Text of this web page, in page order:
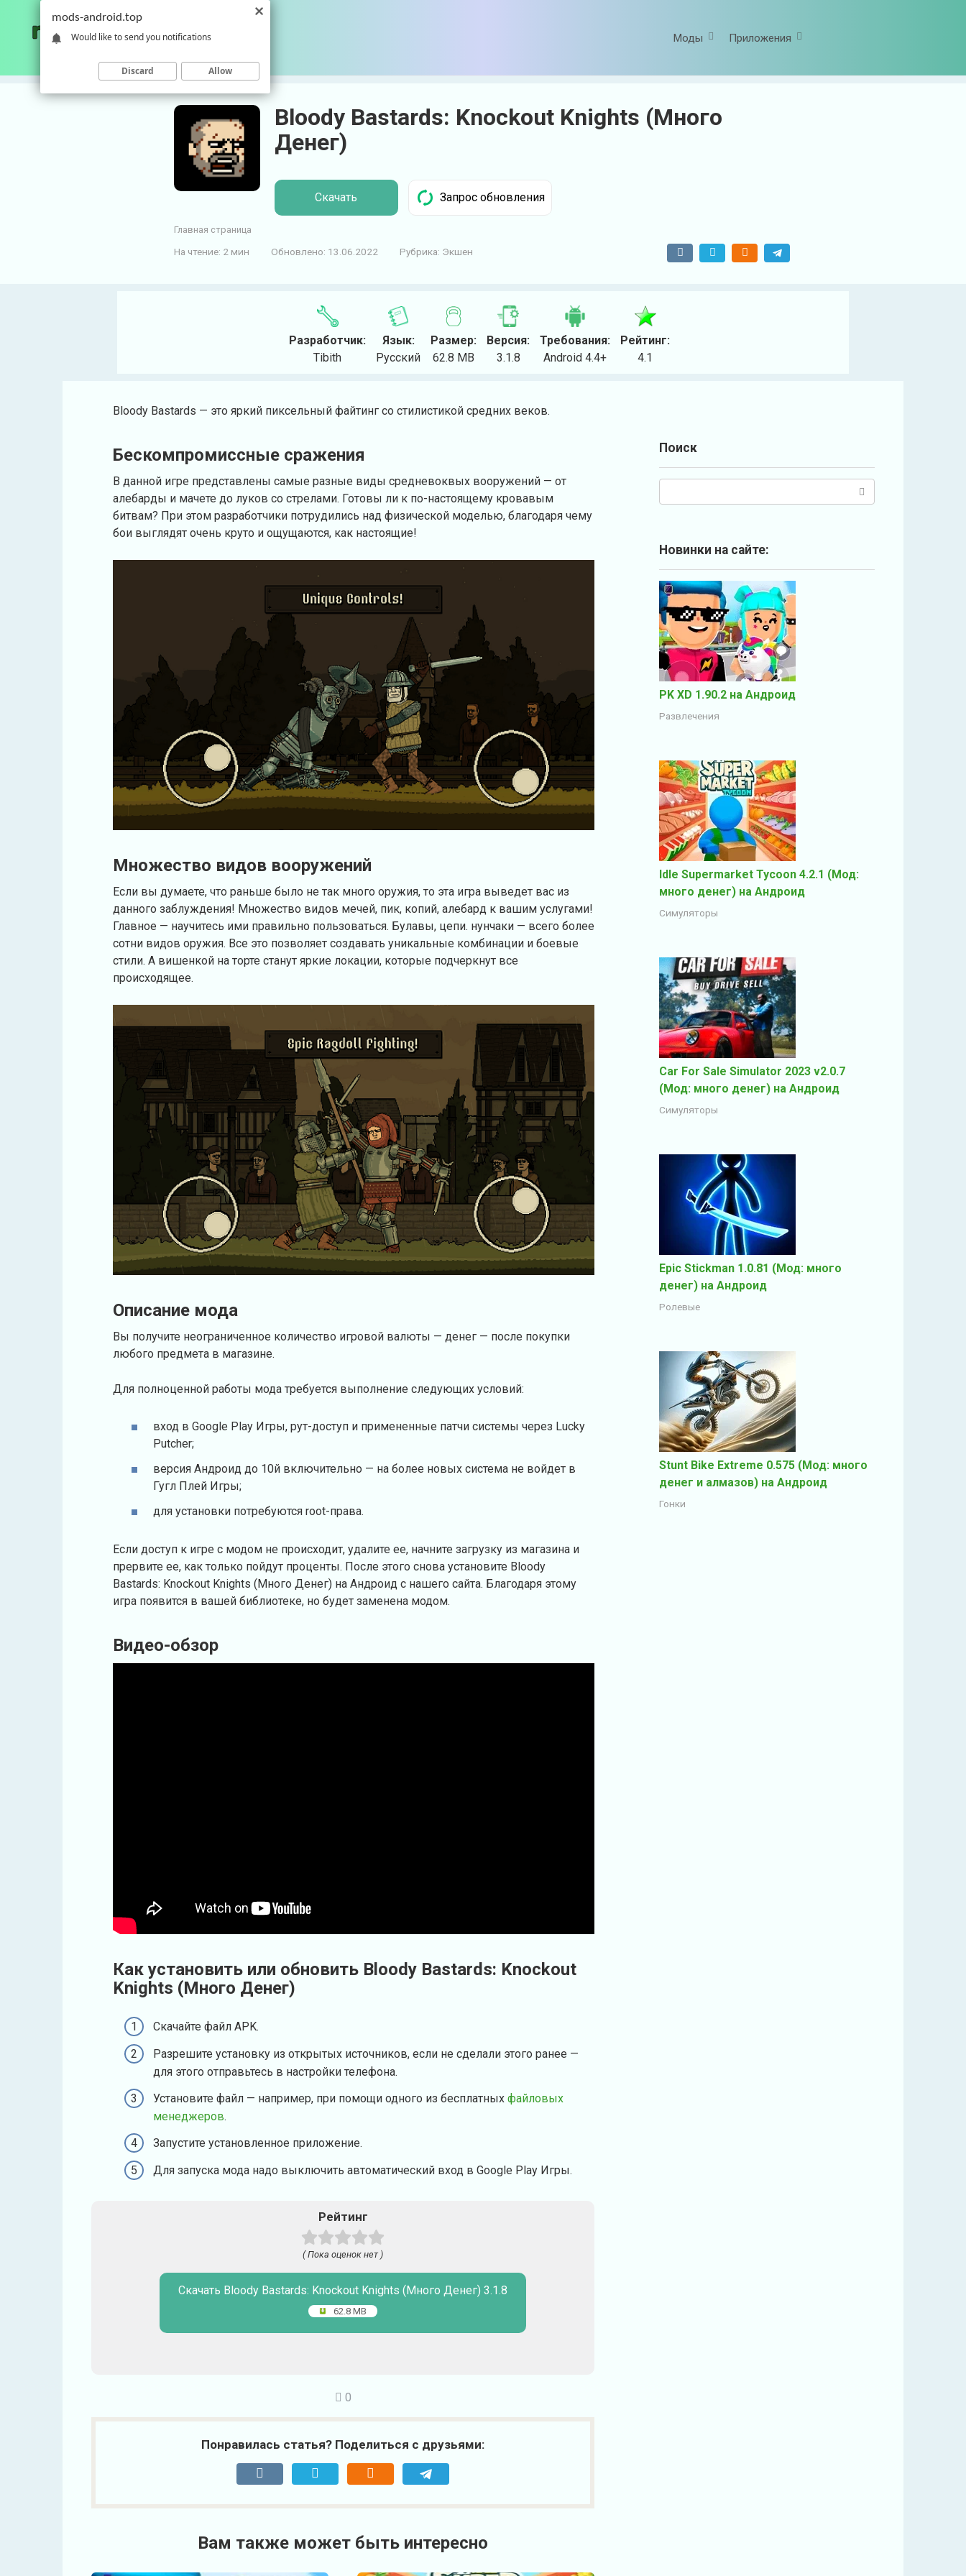
й
Моды Приложения
Bloody Bastards: Knockout Knights (Много
Денег)
Скачать
Главная страница
На чтение: 2 мин Обновлено: 13.06.2022 Рубрика: Экшен
Разработчик:
Tibith
Язык:
Русский
Размер:
62.8 MB
Версия:
3.1.8
Требования:
Android 4.4+
Рейтинг:
4.1
Bloody Bastards — это яркий пиксельный файтинг со стилистикой средних веков.
Бескомпромиссные сражения
В данной игре представлены самые разные виды средневоквых вооружений — от
алебарды и мачете до луков со стрелами. Готовы ли к по-настоящему кровавым
битвам? При этом разработчики потрудились над физической моделью, благодаря чему
бои выглядят очень круто и ощущаются, как настоящие!
Множество видов вооружений
Если вы думаете, что раньше было не так много оружия, то эта игра выведет вас из
данного заблуждения! Множество видов мечей, пик, копий, алебард к вашим услугами!
Главное — научитесь ими правильно пользоваться. Булавы, цепи. нунчаки — всего более
сотни видов оружия. Все это позволяет создавать уникальные комбинации и боевые
стили. А вишенкой на торте станут яркие локации, которые подчеркнут все
происходящее.
Описание мода
Вы получите неограниченное количество игровой валюты — денег — после покупки
любого предмета в магазине.
Для полноценной работы мода требуется выполнение следующих условий:
вход в Google Play Игры, рут-доступ и примененные патчи системы через Lucky
Putcher;
версия Андроид до 10й включительно — на более новых система не войдет в
Гугл Плей Игры;
для установки потребуются root-права.
Если доступ к игре с модом не происходит, удалите ее, начните загрузку из магазина и
прервите ее, как только пойдут проценты. После этого снова установите Bloody
Bastards: Knockout Knights (Много Денег) на Андроид с нашего сайта. Благодаря этому
игра появится в вашей библиотеке, но будет заменена модом.
Видео-обзор
Как установить или обновить Bloody Bastards: Knockout
Knights (Много Денег)
Скачайте файл APK.
Разрешите установку из открытых источников, если не сделали этого ранее —
для этого отправьтесь в настройки телефона.
Установите файл — например, при помощи одного из бесплатных файловых
менеджеров.
Запустите установленное приложение.
Для запуска мода надо выключить автоматический вход в Google Play Игры.
Рейтинг
( Пока оценок нет )
Скачать Bloody Bastards: Knockout Knights (Много Денег) 3.1.8
62.8 MB
0
Понравилась статья? Поделиться с друзьями:
Вам также может быть интересно
Поиск
о
к
:
Новинки на сайте:
PK XD 1.90.2 на Андроид
Развлечения
Idle Supermarket Tycoon 4.2.1 (Мод:
много денег) на Андроид
Симуляторы
Car For Sale Simulator 2023 v2.0.7
(Мод: много денег) на Андроид
Симуляторы
Epic Stickman 1.0.81 (Мод: много
денег) на Андроид
Ролевые
Stunt Bike Extreme 0.575 (Мод: много
денег и алмазов) на Андроид
Гонки
mods-android.top
Would like to send you notifications
Discard Allow